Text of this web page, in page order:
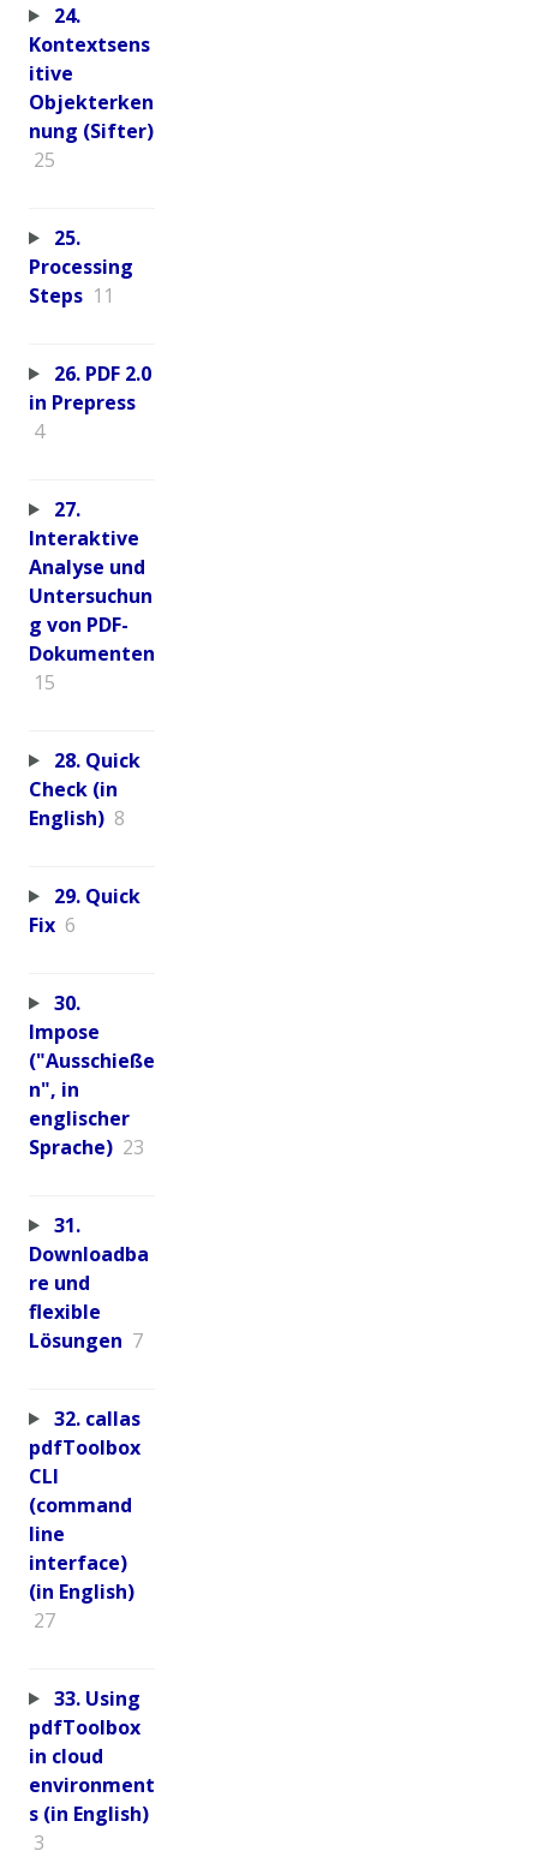
24.
Kontextsens
itive
Objekterken
nung (Sifter)
25
25.
Processing
Steps 11
26. PDF 2.0
in Prepress
4
27.
Interaktive
Analyse und
Untersuchun
g von PDF-
Dokumenten
15
28. Quick
Check (in
English) 8
29. Quick
Fix 6
30.
Impose
("Ausschieße
n", in
englischer
Sprache) 23
31.
Downloadba
re und
flexible
Lösungen 7
32. callas
pdfToolbox
CLI
(command
line
interface)
(in English)
27
33. Using
pdfToolbox
in cloud
environment
s (in English)
3